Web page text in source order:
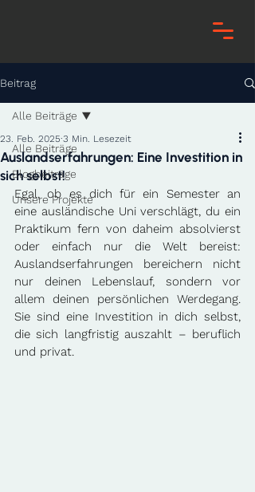
Beitrag
Alle Beiträge
Blogbeiträge
Unsere Projekte
Alle Beiträge
Auslandserfahrungen: Eine Investition in
sich selbst!
23. Feb. 2025 3 Min. Lesezeit
Egal, ob es dich für ein Semester an
eine ausländische Uni verschlägt, du ein
Praktikum fern von daheim absolvierst
oder einfach nur die Welt bereist:
Auslandserfahrungen bereichern nicht
nur deinen Lebenslauf, sondern vor
allem deinen persönlichen Werdegang.
Sie sind eine Investition in dich selbst,
die sich langfristig auszahlt – beruflich
und privat.